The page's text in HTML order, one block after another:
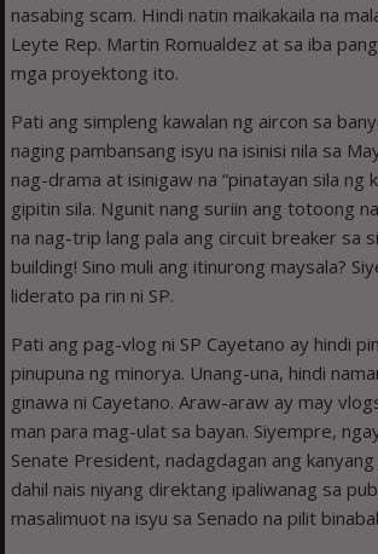
nasabing scam. Hindi natin maikakaila na
Leyte Rep. Martin Romualdez at sa iba
mga proyektong ito.
Pati ang simpleng kawalan ng aircon sa
naging pambansang isyu na isinisi nila sa
nag-drama at isinigaw na “pinatayan sila ng
gipitin sila. Ngunit nang suriin ang totoong
na nag-trip lang pala ang circuit breaker sa
building! Sino muli ang itinurong maysala?
liderato pa rin ni SP.
Pati ang pag-vlog ni SP Cayetano ay hindi
pinupuna ng minorya. Unang-una, hindi
ginawa ni Cayetano. Araw-araw ay may
man para mag-ulat sa bayan. Siyempre,
Senate President, nadagdagan ang
dahil nais niyang direktang ipaliwanag sa
masalimuot na isyu sa Senado na pilit